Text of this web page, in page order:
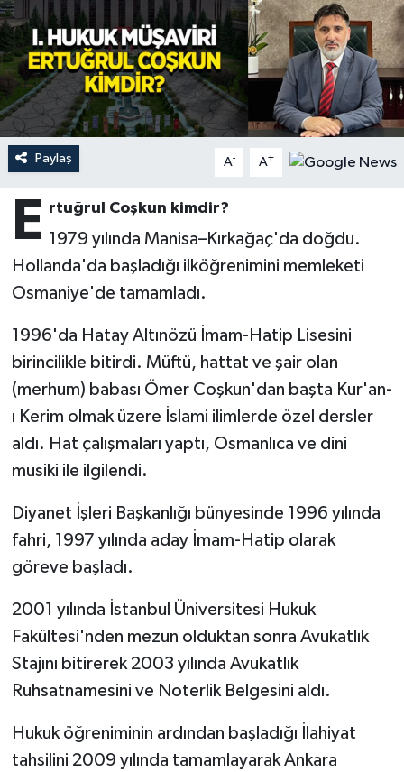
Paylaş A- A+
E rtuğrul Coşkun kimdir?
1979 yılında Manisa–Kırkağaç'da doğdu.
Hollanda'da başladığı ilköğrenimini memleketi
Osmaniye'de tamamladı.
1996'da Hatay Altınözü İmam-Hatip Lisesini
birincilikle bitirdi. Müftü, hattat ve şair olan
(merhum) babası Ömer Coşkun'dan başta Kur'an-
ı Kerim olmak üzere İslami ilimlerde özel dersler
aldı. Hat çalışmaları yaptı, Osmanlıca ve dini
musiki ile ilgilendi.
Diyanet İşleri Başkanlığı bünyesinde 1996 yılında
fahri, 1997 yılında aday İmam-Hatip olarak
göreve başladı.
2001 yılında İstanbul Üniversitesi Hukuk
Fakültesi'nden mezun olduktan sonra Avukatlık
Stajını bitirerek 2003 yılında Avukatlık
Ruhsatnamesini ve Noterlik Belgesini aldı.
Hukuk öğreniminin ardından başladığı İlahiyat
tahsilini 2009 yılında tamamlayarak Ankara
Ardahan Müftülüğü
Artvin Müftülüğü
Aydın Müftülüğü
Balıkesir Müftülüğü
Bartın Müftülüğü
Batman Müftülüğü
Bilecik Müftülüğü
Bingöl Müftülüğü
Bitlis Müftülüğü
Burdur Müftülüğü
Çanakkale Müftülüğü
Çankırı Müftülüğü
Denizli Müftülüğü
Kudüs
Kurban
Mukabele
Peygamberimizin Hayatı
Ramazan
Sahabeler
Hutbeler
DİYANET AKADEMİ
DİYANET GENÇLİK
DİYANET RADYO/TV
DEPREM
Dünya
Kültür-Sanat
Aile
Sağlık
Ekonomi
Podcast
Diyanet TV